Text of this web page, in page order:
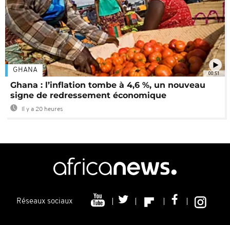
00:51
GHANA
Ghana : l’inflation tombe à 4,6 %, un nouveau
signe de redressement économique
Il y a 20 heures
Réseaux sociaux